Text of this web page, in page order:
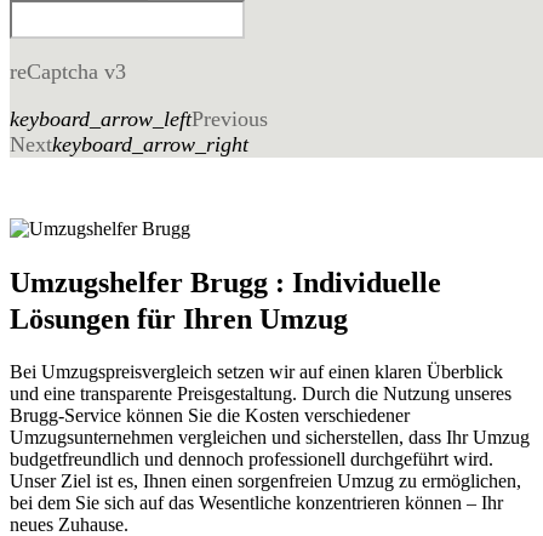
reCaptcha v3
keyboard_arrow_leftPrevious
Nextkeyboard_arrow_right
Umzugshelfer Brugg : Individuelle
Lösungen für Ihren Umzug
Bei Umzugspreisvergleich setzen wir auf einen klaren Überblick
und eine transparente Preisgestaltung. Durch die Nutzung unseres
Brugg-Service können Sie die Kosten verschiedener
Umzugsunternehmen vergleichen und sicherstellen, dass Ihr Umzug
budgetfreundlich und dennoch professionell durchgeführt wird.
Unser Ziel ist es, Ihnen einen sorgenfreien Umzug zu ermöglichen,
bei dem Sie sich auf das Wesentliche konzentrieren können – Ihr
neues Zuhause.